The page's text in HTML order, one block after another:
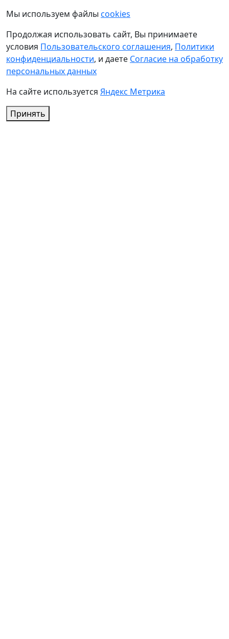
Мы используем файлы cookies
Продолжая использовать сайт, Вы принимаете
условия Пользовательского соглашения, Политики
конфиденциальности, и даете Согласие на обработку
персональных данных
На сайте используется Яндекс Метрика
Принять